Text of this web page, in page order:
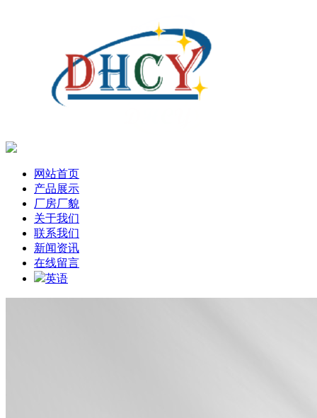
网站首页
产品展示
厂房厂貌
关于我们
联系我们
新闻资讯
在线留言
英语